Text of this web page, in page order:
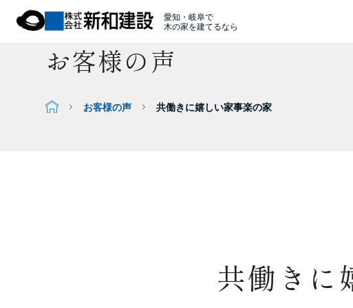
愛知・岐阜で
木の家を建てるなら
お客様の声
お客様の声 共働きに嬉しい家事楽の家
共働きに